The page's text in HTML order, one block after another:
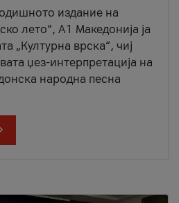
издание на
лето“, А1 Македонија ја
„Културна врска“, чиј
џез-интерпретација на
народна песна